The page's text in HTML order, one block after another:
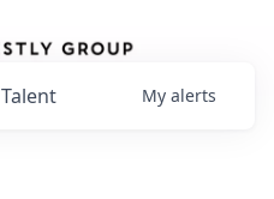
Talent My alerts